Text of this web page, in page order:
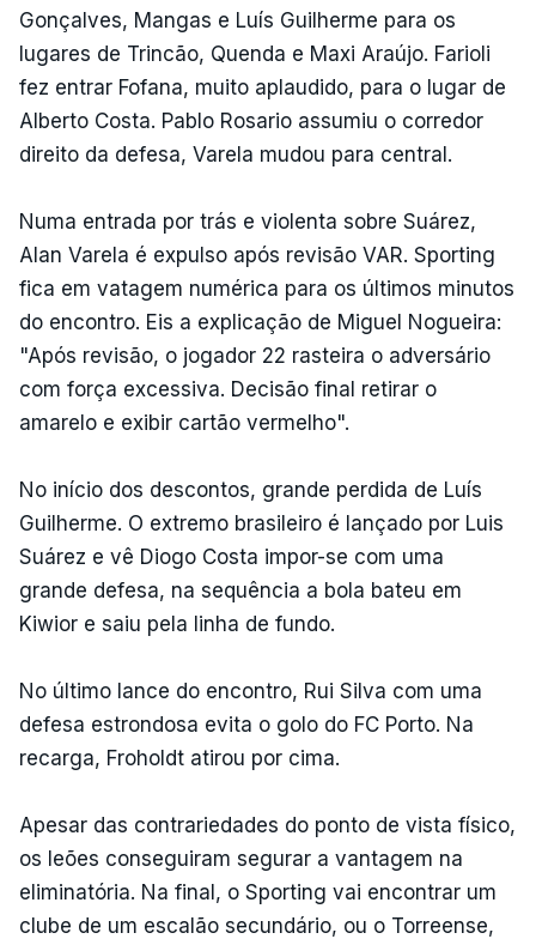
Gonçalves, Mangas e Luís Guilherme para os
lugares de Trincão, Quenda e Maxi Araújo. Farioli
fez entrar Fofana, muito aplaudido, para o lugar de
Alberto Costa. Pablo Rosario assumiu o corredor
direito da defesa, Varela mudou para central.
Numa entrada por trás e violenta sobre Suárez,
Alan Varela é expulso após revisão VAR. Sporting
fica em vatagem numérica para os últimos minutos
do encontro. Eis a explicação de Miguel Nogueira:
"Após revisão, o jogador 22 rasteira o adversário
com força excessiva. Decisão final retirar o
amarelo e exibir cartão vermelho".
No início dos descontos, grande perdida de Luís
Guilherme. O extremo brasileiro é lançado por Luis
Suárez e vê Diogo Costa impor-se com uma
grande defesa, na sequência a bola bateu em
Kiwior e saiu pela linha de fundo.
No último lance do encontro, Rui Silva com uma
defesa estrondosa evita o golo do FC Porto. Na
recarga, Froholdt atirou por cima.
Apesar das contrariedades do ponto de vista físico,
os leões conseguiram segurar a vantagem na
eliminatória. Na final, o Sporting vai encontrar um
clube de um escalão secundário, ou o Torreense,